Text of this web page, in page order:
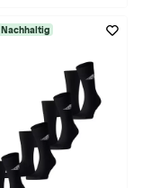
Nachhaltig